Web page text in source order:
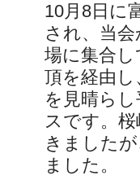
10月8日に
され、当
場に集合
頂を経由
を見晴ら
スです。
きました
ました。